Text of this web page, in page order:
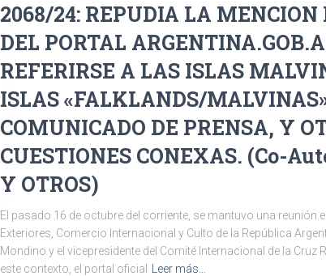
2068/24: REPUDIA LA MENCION
DEL PORTAL
REFERIRSE A LAS ISLAS
ISLAS «FALKLANDS/
COMUNICADO DE PRENSA, Y
CUESTIONES CONEXAS. (Co-
Y OTROS)
El pasado 16 de octubre del corriente, se mantuvo una reunión
Exteriores, Comercio Internacional y Culto de la República
Mondino y el vicepresidente del Comité Internacional de la Cruz
este contexto, el portal oficial
Leer más…